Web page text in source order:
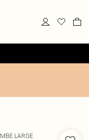
LARGE